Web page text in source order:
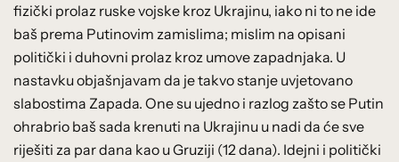
fizički prolaz ruske vojske kroz Ukrajinu, iako ni to ne ide
baš prema Putinovim zamislima; mislim na opisani
politički i duhovni prolaz kroz umove zapadnjaka. U
nastavku objašnjavam da je takvo stanje uvjetovano
slabostima Zapada. One su ujedno i razlog zašto se Putin
ohrabrio baš sada krenuti na Ukrajinu u nadi da će sve
riješiti za par dana kao u Gruziji (12 dana). Idejni i politički